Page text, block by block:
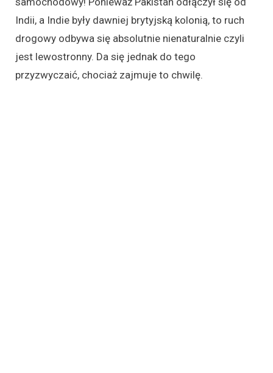
Indii, a Indie były dawniej brytyjską kolonią, to ruch
drogowy odbywa się absolutnie nienaturalnie czyli
jest lewostronny. Da się jednak do tego
przyzwyczaić, chociaż zajmuje to chwilę.